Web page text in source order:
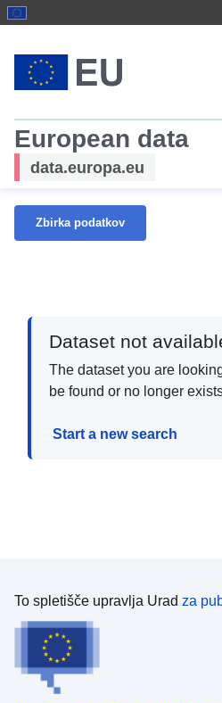
European data
data.europa.eu
Zbirka podatkov
Dataset not
The dataset you are
be found or no longer
Start a new search
To spletišče upravlja Urad za